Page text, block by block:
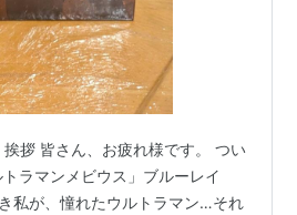
拶 皆さん、お疲れ様です。 つい
ラマンメビウス」ブルーレイ
私が、憧れたウルトラマン…それ